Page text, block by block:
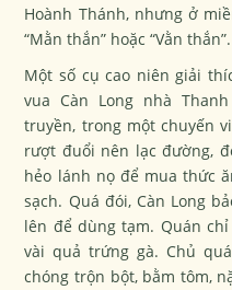
Hoành Thánh, nhưng ở
“Mằn thắn” hoặc “Vằn thắn”.
Một số cụ cao niên giải
vua Càn Long nhà
truyền, trong một chuyến
rượt đuổi nên lạc đường,
hẻo lánh nọ để mua thức
sạch. Quá đói, Càn Long
lên để dùng tạm. Quán
vài quả trứng gà. Chủ
chóng trộn bột, bằm tôm,